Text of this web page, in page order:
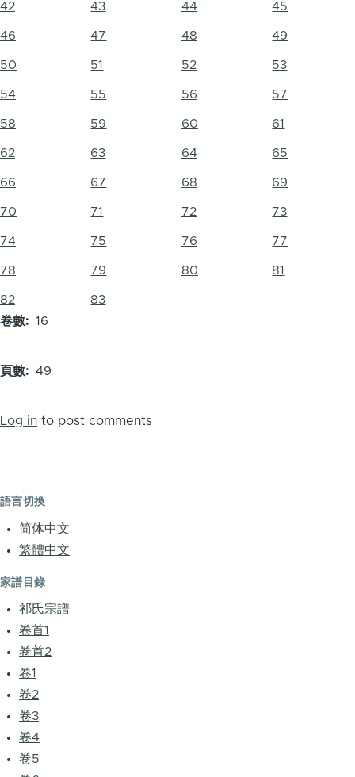
42 43 44 45
46 47 48 49
50 51 52 53
54 55 56 57
58 59 60 61
62 63 64 65
66 67 68 69
70 71 72 73
74 75 76 77
78 79 80 81
82
83
卷數
16
頁數 49
Log in to post comments
語言切換
简体中文
繁體中文
家譜目錄
祁氏宗譜
卷首1
卷首2
卷1
卷2
卷3
卷4
卷5